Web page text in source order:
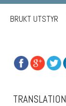
BRUKT UTSTYR
TRANSLATION